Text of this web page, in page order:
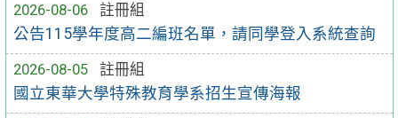
2026-08-06
註冊組
公告115學年度高二編班名單，請同學登入系統查詢
2026-08-05
註冊組
國立東華大學特殊教育學系招生宣傳海報